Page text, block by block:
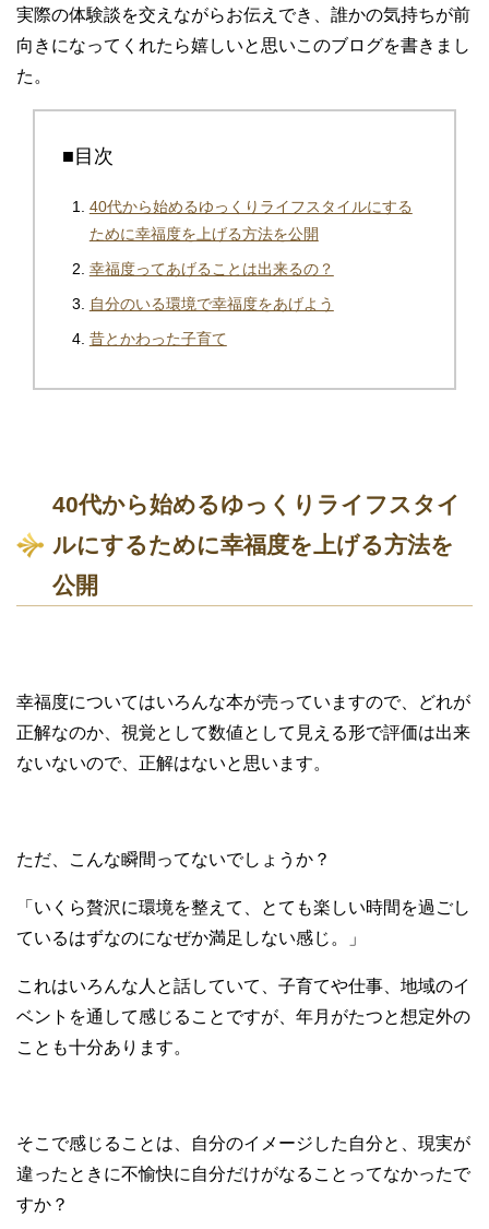
実際の体験談を交えながらお伝えでき、誰かの気持ちが前
向きになってくれたら嬉しいと思いこのブログを書きまし
た。
■目次
40代から始めるゆっくりライフスタイルにする
ために幸福度を上げる方法を公開
幸福度ってあげることは出来るの？
自分のいる環境で幸福度をあげよう
昔とかわった子育て
40代から始めるゆっくりライフスタイ
ルにするために幸福度を上げる方法を
公開
幸福度についてはいろんな本が売っていますので、どれが
正解なのか、視覚として数値として見える形で評価は出来
ないないので、正解はないと思います。
ただ、こんな瞬間ってないでしょうか？
「いくら贅沢に環境を整えて、とても楽しい時間を過ごし
ているはずなのになぜか満足しない感じ。」
これはいろんな人と話していて、子育てや仕事、地域のイ
ベントを通して感じることですが、年月がたつと想定外の
ことも十分あります。
そこで感じることは、自分のイメージした自分と、現実が
違ったときに不愉快に自分だけがなることってなかったで
すか？